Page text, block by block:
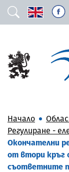
Начало
Регулиране -
Окончателни
от втори кръг
съответните